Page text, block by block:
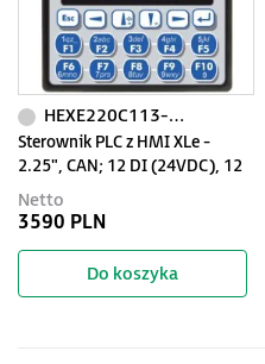
Sterownik PLC z HMI XLe -
2.25", CAN; 12 DI (24VDC), 12
DO (24VDC), 2 AI (0-10V, 0-
20mA); zasilanie 9-30VDC
HEXE220C113-01
Netto
3590 PLN
Do koszyka